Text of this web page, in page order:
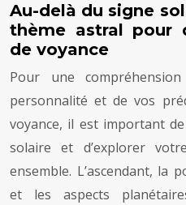
Au-delà du signe
thème astral pour
de voyance
Pour une
personnalité et de vos
voyance, il est important
solaire et d’explorer
ensemble. L’ascendant, la
et les aspects